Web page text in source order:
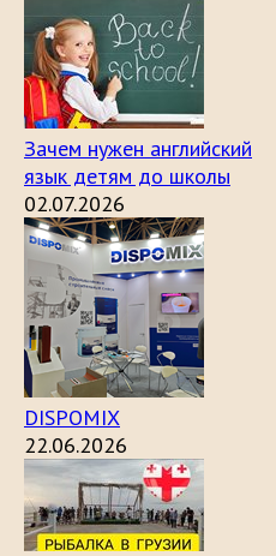
Зачем нужен английский
язык детям до школы
02.07.2026
DISPOMIX
22.06.2026